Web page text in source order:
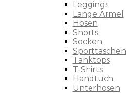
Leggings
Lange Ärmel
Hosen
Shorts
Socken
Sporttaschen
Tanktops
T-Shirts
Handtuch
Unterhosen